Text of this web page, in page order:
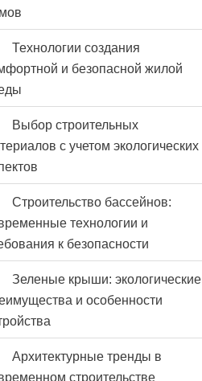
Технологии создания
и безопасной жилой
Выбор строительных
с учетом экологических
Строительство бассейнов:
технологии и
к безопасности
Зеленые крыши: экологические
и особенности
Архитектурные тренды в
строительстве